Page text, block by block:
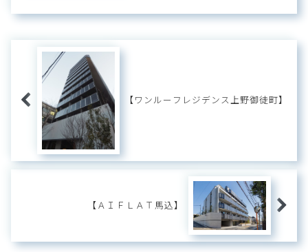
水公園」があり、無料で開放してい
【ワンルーフレジデンス上野御徒町】
【ＡＩＦＬＡＴ馬込】